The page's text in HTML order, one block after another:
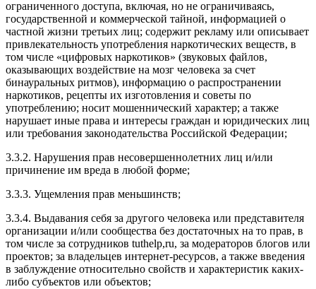
ограниченного доступа, включая, но не ограничиваясь,
государственной и коммерческой тайной, информацией о
частной жизни третьих лиц; содержит рекламу или описывает
привлекательность употребления наркотических веществ, в
том числе «цифровых наркотиков» (звуковых файлов,
оказывающих воздействие на мозг человека за счет
бинауральных ритмов), информацию о распространении
наркотиков, рецепты их изготовления и советы по
употреблению; носит мошеннический характер; а также
нарушает иные права и интересы граждан и юридических лиц
или требования законодательства Российской Федерации;
3.3.2. Нарушения прав несовершеннолетних лиц и/или
причинение им вреда в любой форме;
3.3.3. Ущемления прав меньшинств;
3.3.4. Выдавания себя за другого человека или представителя
организации и/или сообщества без достаточных на то прав, в
том числе за сотрудников tuthelp,ru, за модераторов блогов или
проектов; за владельцев интернет-ресурсов, а также введения
в заблуждение относительно свойств и характеристик каких-
либо субъектов или объектов;